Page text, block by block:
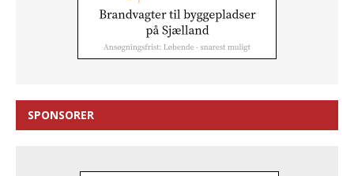
SPONSORER